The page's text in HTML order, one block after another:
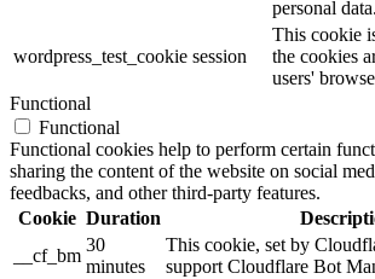
personal data.
wordpress_test_cookie session
This cookie
the cookies
users'
Functional
Functional
Functional cookies help to perform certain
sharing the content of the website on social
feedbacks, and other third-party features.
Cookie Duration
__cf_bm
30
minutes
This cookie, set by
support Cloudflare Bot